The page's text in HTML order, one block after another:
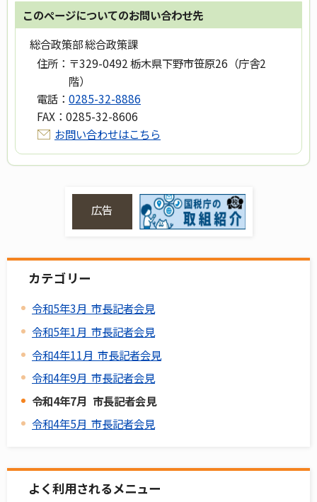
このページについてのお問い合わせ先
総合政策部 総合政策課
住所： 〒329-0492 栃木県下野市笹原26（庁舎2
階）
電話： 0285-32-8886
FAX： 0285-32-8606
お問い合わせはこちら
広告
カテゴリー
令和5年3月 市長記者会見
令和5年1月 市長記者会見
令和4年11月 市長記者会見
令和4年9月 市長記者会見
令和4年7月 市長記者会見
令和4年5月 市長記者会見
よく利用されるメニュー